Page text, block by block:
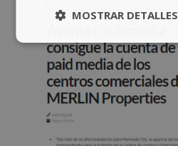
MOSTRAR DETALLES